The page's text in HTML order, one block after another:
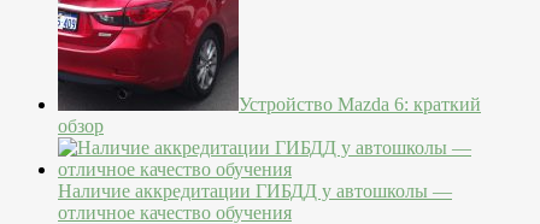
Устройство Mazda 6: краткий
обзор
Наличие аккредитации ГИБДД у автошколы —
отличное качество обучения